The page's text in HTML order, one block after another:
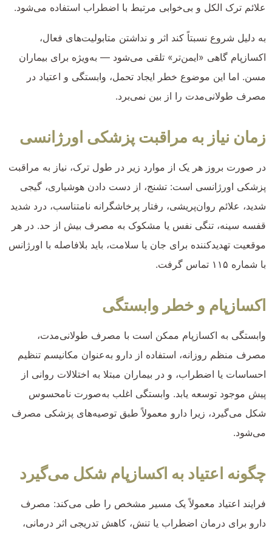
علائم ترک الکل و بی‌خوابی مرتبط با اضطراب استفاده می‌شود.
به دلیل شروع نسبتاً کند اثر و نداشتن متابولیت‌های فعال،
اکسازپام گاهی «ایمن‌تر» تلقی می‌شود — به‌ویژه برای بیماران
مسن. اما این موضوع خطر ایجاد تحمل، وابستگی و اعتیاد در
مصرف طولانی‌مدت را از بین نمی‌برد.
زمان نیاز به مراقبت پزشکی اورژانسی
در صورت بروز هر یک از موارد زیر در طول ترک، نیاز به مراقبت
پزشکی اورژانسی است: تشنج، از دست دادن هوشیاری، گیجی
شدید، علائم روان‌پریشی، رفتار پرخاشگرانه نامتناسب، درد شدید
قفسه سینه، تنگی نفس یا مشکوک به مصرف بیش از حد. در هر
موقعیت تهدیدکننده برای جان یا سلامت، باید بلافاصله با اورژانس
با شماره ۱۱۵ تماس گرفت.
اکسازپام و خطر وابستگی
وابستگی به اکسازپام ممکن است با مصرف طولانی‌مدت،
مصرف منظم روزانه، استفاده از دارو به‌عنوان مکانیسم تنظیم
احساسات یا اضطراب، و در بیماران مبتلا به اختلالات روانی از
پیش موجود توسعه یابد. وابستگی اغلب به‌صورت نامحسوس
شکل می‌گیرد، زیرا دارو معمولاً طبق توصیه‌های پزشکی مصرف
می‌شود.
چگونه اعتیاد به اکسازپام شکل می‌گیرد
فرایند اعتیاد معمولاً یک مسیر مشخص را طی می‌کند: مصرف
دارو برای درمان اضطراب یا تنش، کاهش تدریجی اثر درمانی،